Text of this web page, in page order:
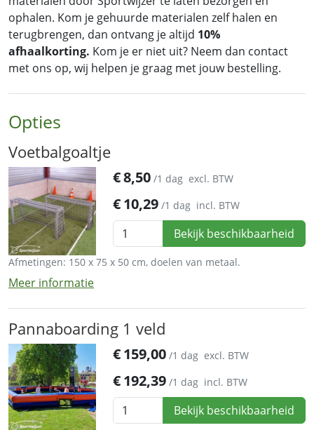
ophalen. Kom je gehuurde materialen zelf halen en
terugbrengen, dan ontvang je altijd 10%
afhaalkorting. Kom je er niet uit? Neem dan contact
met ons op, wij helpen je graag met jouw bestelling.
Opties
Voetbalgoaltje
€8,50 /1 dag excl. BTW
€10,29 /1 dag incl. BTW
Bekijk beschikbaarheid
Afmetingen: 150 x 75 x 50 cm, doelen van metaal.
Meer informatie
Pannaboarding 1 veld
€159,00 /1 dag excl. BTW
€192,39 /1 dag incl. BTW
Bekijk beschikbaarheid